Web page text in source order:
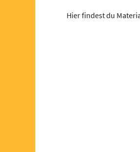
Hier findest du